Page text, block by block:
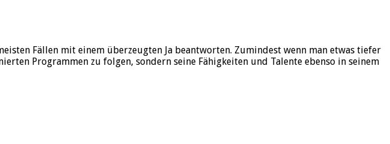
Fällen mit einem überzeugten Ja beantworten. Zumindest wenn man etwas tiefer
Programmen zu folgen, sondern seine Fähigkeiten und Talente ebenso in seinem